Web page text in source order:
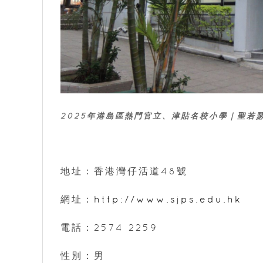
2025年港島區熱門官立、津貼名校小學｜聖若
地址：香港灣仔活道48號
網址： http://www.sjps.edu.hk
電話：2574 2259
性別：男